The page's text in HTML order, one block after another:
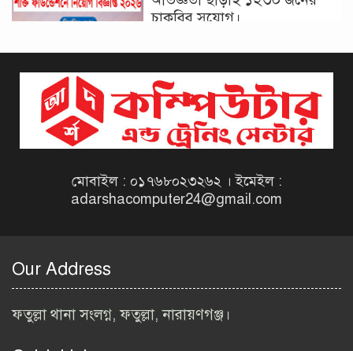
চাকরির সুযোগ।
বিজ্ঞপ্তি ২০২৬ | Taxes Zone
Dinajpur Job Circular 2026
বেসরকারি সংস্থা সেতু (SETU)
Job Circular 2026
২০২৬ | BIWTA Job Circular
মোবাইল : ০১৭৬৮০২৩২৬২ । ইমেইল :
adarshacomputer24@gmail.com
Our Address
ফতুল্লা থানা সংলগ্ন, ফতুল্লা, নারায়ণগঞ্জ।